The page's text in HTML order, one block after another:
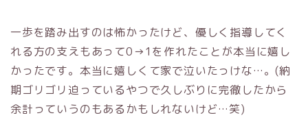
一歩を踏み出すのは怖かったけど、優しく指導してく
れる方の支えもあって0→1を作れたことが本当に嬉し
かったです。本当に嬉しくて家で泣いたっけな…。(納
期ゴリゴリ迫っているやつで久しぶりに完徹したから
余計っていうのもあるかもしれないけど…笑)